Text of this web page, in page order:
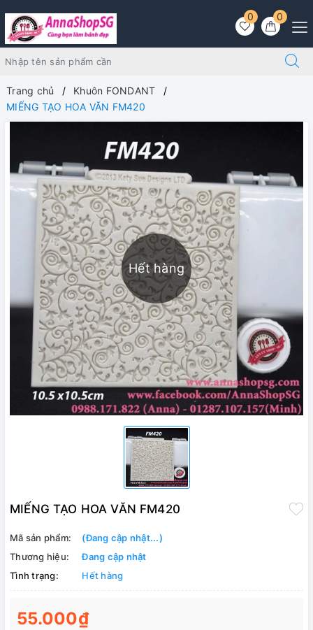
0
0
Trang chủ
Khuôn FONDANT
MIẾNG TẠO HOA VĂN FM420
Hết hàng
MIẾNG TẠO HOA VĂN FM420
Mã sản phẩm:
(Đang cập nhật...)
Thương hiệu:
Đang cập nhật
Tình trạng:
Hết hàng
55.000₫